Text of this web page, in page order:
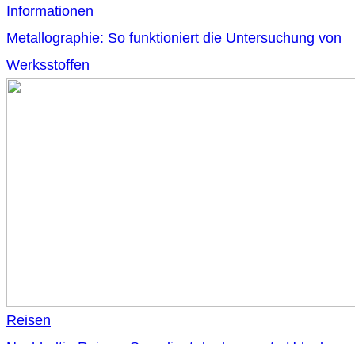
Informationen
Metallographie: So funktioniert die Untersuchung von
Werksstoffen
Reisen